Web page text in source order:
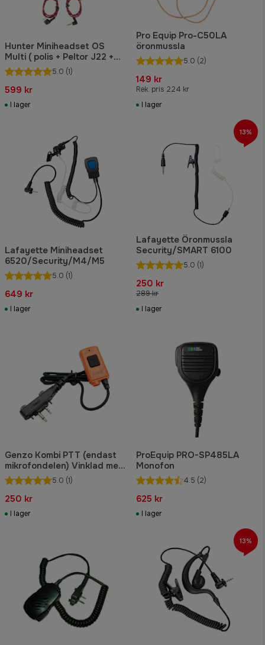
Hunter Miniheadset OS
Multi ( polis + Peltor J22 +
Sordin 3,5mm )
5.0 (1)
599 kr
I lager
Pro Equip Pro-C50LA
öronmussla
5.0 (2)
149 kr
Rek. pris 224 kr
I lager
Lafayette Miniheadset
6520/Security/M4/M5
5.0 (1)
649 kr
I lager
Lafayette Öronmussla
Security/SMART 6100
5.0 (1)
250 kr
289 kr
I lager
13%
Genzo Kombi PTT (endast
mikrofondelen) Vinklad med
skruv -E-
5.0 (1)
250 kr
I lager
ProEquip PRO-SP485LA
Monofon
4.5 (2)
625 kr
I lager
13%